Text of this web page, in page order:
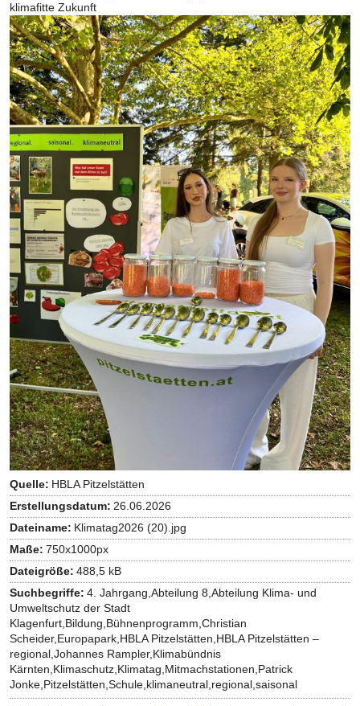
klimafitte Zukunft
Quelle: HBLA Pitzelstätten
Erstellungsdatum: 26.06.2026
Dateiname: Klimatag2026 (20).jpg
Maße: 750x1000px
Dateigröße: 488,5 kB
Suchbegriffe: 4. Jahrgang,Abteilung 8,Abteilung Klima- und
Umweltschutz der Stadt
Klagenfurt,Bildung,Bühnenprogramm,Christian
Scheider,Europapark,HBLA Pitzelstätten,HBLA Pitzelstätten –
regional,Johannes Rampler,Klimabündnis
Kärnten,Klimaschutz,Klimatag,Mitmachstationen,Patrick
Jonke,Pitzelstätten,Schule,klimaneutral,regional,saisonal